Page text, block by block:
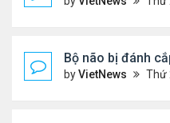
Bộ não bị đánh
byVietNews Thứ 2 Tháng 8 08, 2022